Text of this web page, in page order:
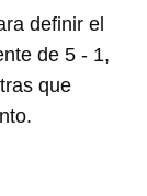
definir el
de 5 - 1,
que